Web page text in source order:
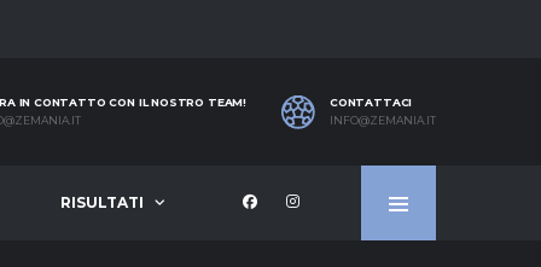
IN CONTATTO CON IL NOSTRO TEAM!
CONTATTACI
INFO@ZEMANIA.IT
RISULTATI